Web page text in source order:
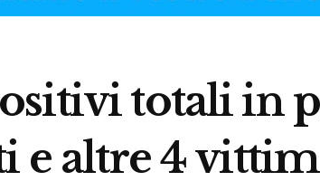
totali in
e altre 4